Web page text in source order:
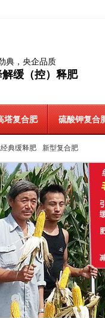
典，央企品质
解缓（控）释肥
塔复合肥 硫酸钾复合
典缓释肥 新型复合肥